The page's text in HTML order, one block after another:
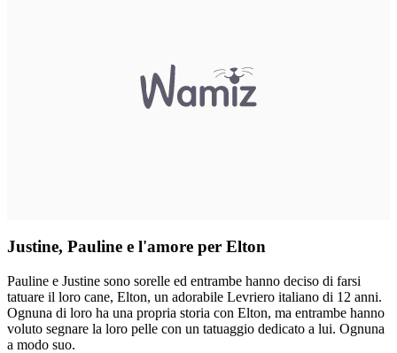
Justine, Pauline e l'amore per Elton
Pauline e Justine sono sorelle ed entrambe hanno deciso di farsi
tatuare il loro cane, Elton, un adorabile Levriero italiano di 12 anni.
Ognuna di loro ha una propria storia con Elton, ma entrambe hanno
voluto segnare la loro pelle con un tatuaggio dedicato a lui. Ognuna
a modo suo.